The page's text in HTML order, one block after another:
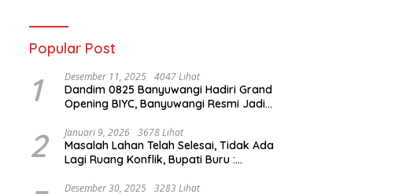
Popular Post
1 Desember 11, 2025 4047 Lihat
Dandim 0825 Banyuwangi Hadiri Grand
Opening BIYC, Banyuwangi Resmi Jadi
2 Januari 9, 2026 3678 Lihat
Masalah Lahan Telah Selesai, Tidak Ada
Lagi Ruang Konflik, Bupati Buru :
Januari 2026
Desember 30, 2025 3283 Lihat